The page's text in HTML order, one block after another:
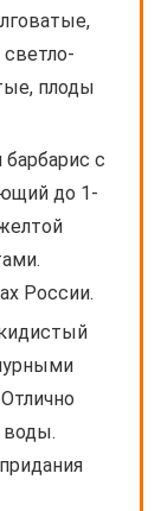
плоды
с
до 1-
России.
воды.